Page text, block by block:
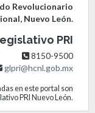
Revolucionario
Nuevo León.
PRI
8150-9500
glpri@hcnl.gob.mx
en este portal son
PRI Nuevo León.